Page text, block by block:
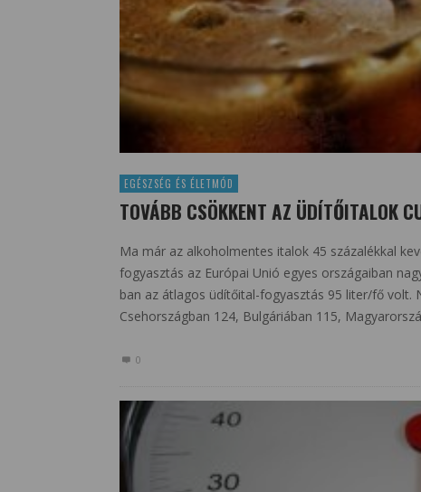
EGÉSZSÉG ÉS ÉLETMÓD
TOVÁBB CSÖKKENT AZ ÜDÍTŐITALOK
Ma már az alkoholmentes italok 45 százalékkal
fogyasztás az Európai Unió egyes országaiban
ban az átlagos üdítőital-fogyasztás 95 liter/fő volt.
Csehországban 124, Bulgáriában 115,
0